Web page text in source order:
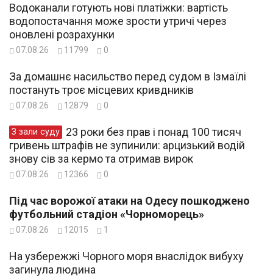
Водоканали готують нові платіжки: вартість
водопостачання може зрости утричі через
оновлені розрахунки
07.08.26 11799 0
За домашнє насильство перед судом в Ізмаїлі
постануть троє місцевих кривдників
07.08.26 12879 0
З зали суду
гривень штрафів не зупинили: арцизький водій
знову сів за кермо та отримав вирок
07.08.26 12366 0
Під час ворожої атаки на Одесу пошкоджено
футбольний стадіон «Чорноморець»
07.08.26 12015 1
На узбережжі Чорного моря внаслідок вибуху
загинула людина